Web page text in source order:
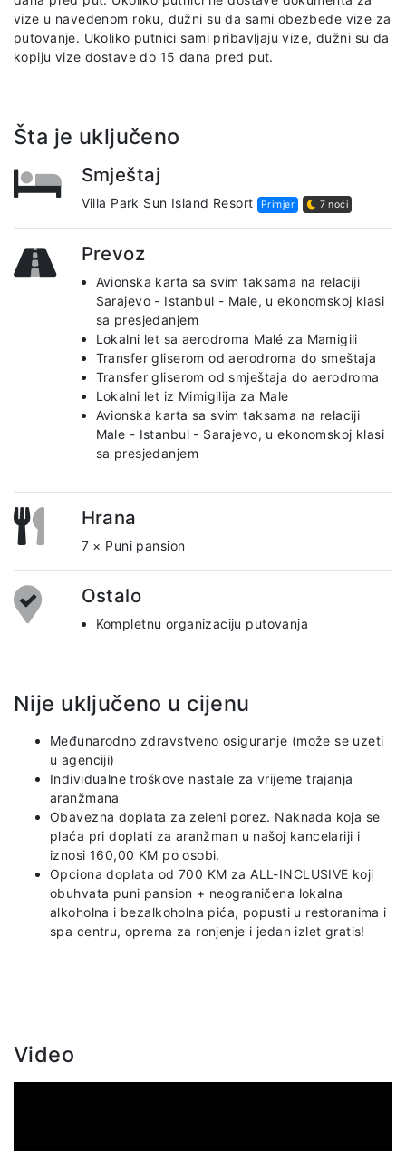
vize u navedenom roku, dužni su da sami obezbede vize za
putovanje. Ukoliko putnici sami pribavljaju vize, dužni su da
kopiju vize dostave do 15 dana pred put.
Šta je uključeno
Smještaj
Villa Park Sun Island Resort Primjer 7 noći
Prevoz
Avionska karta sa svim taksama na relaciji
Sarajevo - Istanbul - Male, u ekonomskoj klasi
sa presjedanjem
Lokalni let sa aerodroma Malé za Mamigili
Transfer gliserom od aerodroma do smeštaja
Transfer gliserom od smještaja do aerodroma
Lokalni let iz Mimigilija za Male
Avionska karta sa svim taksama na relaciji
Male - Istanbul - Sarajevo, u ekonomskoj klasi
sa presjedanjem
Hrana
7 × Puni pansion
Ostalo
Kompletnu organizaciju putovanja
Nije uključeno u cijenu
Međunarodno zdravstveno osiguranje (može se uzeti
u agenciji)
Individualne troškove nastale za vrijeme trajanja
aranžmana
Obavezna doplata za zeleni porez. Naknada koja se
plaća pri doplati za aranžman u našoj kancelariji i
iznosi 160,00 KM po osobi.
Opciona doplata od 700 KM za ALL-INCLUSIVE koji
obuhvata puni pansion + neograničena lokalna
alkoholna i bezalkoholna pića, popusti u restoranima i
spa centru, oprema za ronjenje i jedan izlet gratis!
Video